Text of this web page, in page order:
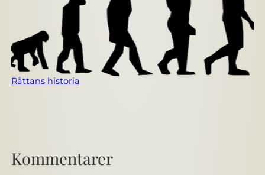
Råttans historia
Kommentarer